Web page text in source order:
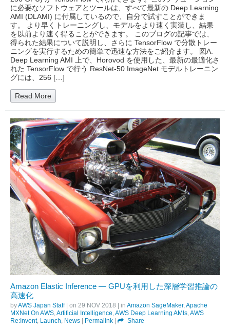
に必要なソフトウェアとツールは、すべて最新の Deep Learning
AMI (DLAMI) に付属しているので、自分で試すことができま
す。 より早くトレーニングし、モデルをより速く実装し、結果
を以前より速く得ることができます。 このブログの記事では、
得られた結果について説明し、さらに TensorFlow で分散トレー
ニングを実行するための簡単で迅速な方法をご紹介ます。 図A.
Deep Learning AMI 上で、Horovod を使用した、最新の最適化さ
れた TensorFlow で行う ResNet-50 ImageNet モデルトレーニン
グには、256 […]
Read More
Amazon Elastic Inference — GPUを利用した深層学習推論の
高速化
byAWS Japan Staff| on 29 NOV 2018 | in Amazon SageMaker, Apache
MXNet On AWS Artificial Intelligence AWS Deep Learning AMIs AWS
Re:Invent, Launch News | Permalink | Share